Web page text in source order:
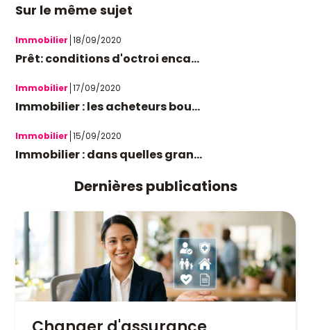
Sur le même sujet
Immobilier 18/09/2020
Prêt: conditions d'octroi enca...
Immobilier 17/09/2020
Immobilier : les acheteurs bou...
Immobilier 15/09/2020
Immobilier : dans quelles gran...
Dernières publications